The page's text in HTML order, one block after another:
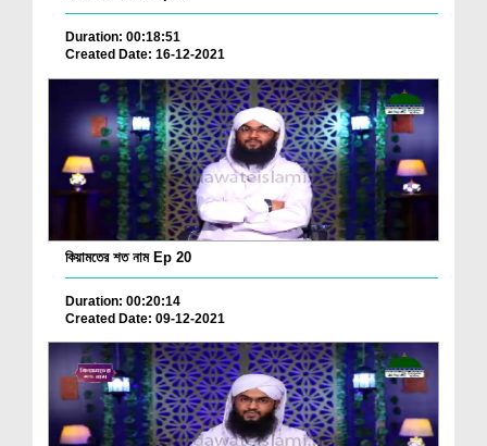
Duration: 00:18:51
Created Date: 16-12-2021
কিয়ামতের শত নাম Ep 20
Duration: 00:20:14
Created Date: 09-12-2021